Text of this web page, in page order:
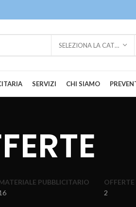
SELEZIONA LA CATEGORIA
SERVIZI CHI SIAMO
PUBBLICITARIO
OFFERTE
2